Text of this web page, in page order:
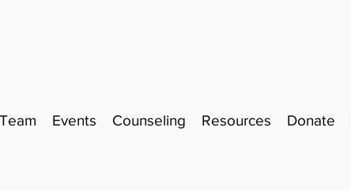
Team Events Counseling Resources Donate